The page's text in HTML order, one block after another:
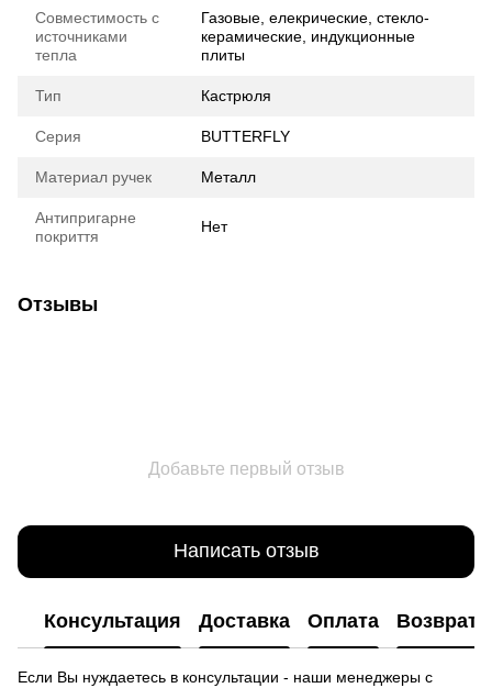
Совместимость с
источниками
тепла
Газовые, елекрические, стекло-
керамические, индукционные
плиты
Тип Кастрюля
Серия BUTTERFLY
Материал ручек Металл
Антипригарне
покриття
Нет
Отзывы
Добавьте первый отзыв
Написать отзыв
Консультация Доставка Оплата Возврат
Если Вы нуждаетесь в консультации - наши менеджеры с